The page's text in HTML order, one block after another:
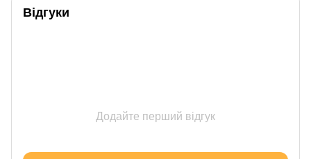
Відгуки
Додайте перший відгук